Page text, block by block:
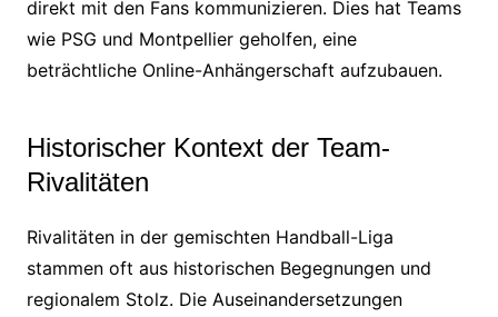
direkt mit den Fans kommunizieren. Dies hat Teams
wie PSG und Montpellier geholfen, eine
beträchtliche Online-Anhängerschaft aufzubauen.
Historischer Kontext der Team-
Rivalitäten
Rivalitäten in der gemischten Handball-Liga
stammen oft aus historischen Begegnungen und
regionalem Stolz. Die Auseinandersetzungen